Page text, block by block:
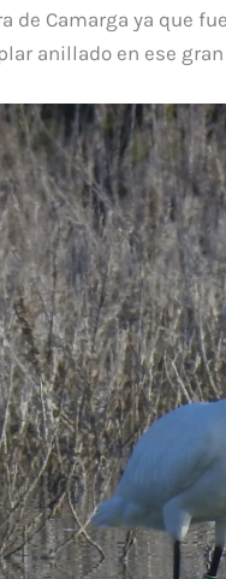
de Camarga ya que
anillado en ese